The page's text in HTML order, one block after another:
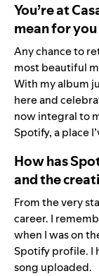
You’re at
mean for
Any chance to
most beautiful
With my album
here and
now integral to
Spotify, a place
How has
and the
From the very
career. I
when I was on
Spotify profile. I
song uploaded.